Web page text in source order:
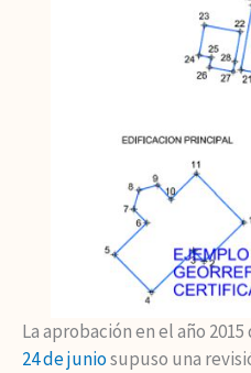
La aprobación en el año
24 de juniosupuso una